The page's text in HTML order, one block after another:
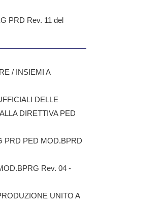
PRD Rev. 11 del
/ INSIEMI A
DELLE
DIRETTIVA PED
PRD PED MOD.BPRD
Rev. 04 -
UNITO A